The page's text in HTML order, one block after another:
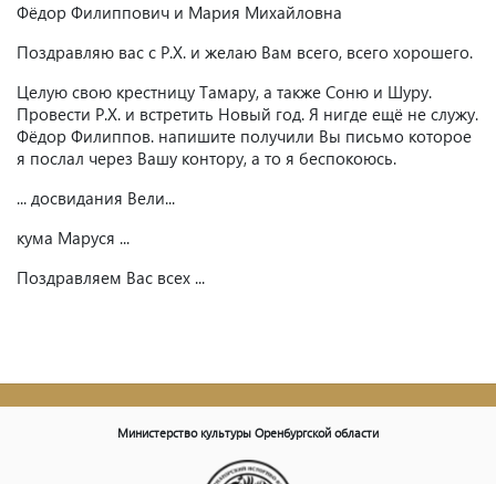
Фёдор Филиппович и Мария Михайловна
Поздравляю вас с Р.Х. и желаю Вам всего, всего хорошего.
Целую свою крестницу Тамару, а также Соню и Шуру.
Провести Р.Х. и встретить Новый год. Я нигде ещё не служу.
Фёдор Филиппов. напишите получили Вы письмо которое
я послал через Вашу контору, а то я беспокоюсь.
... досвидания Вели...
кума Маруся ...
Поздравляем Вас всех ...
Министерство культуры Оренбургской области